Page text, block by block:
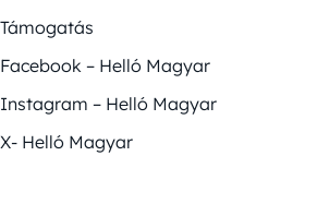
Támogatás
Facebook – Helló Magyar
Instagram – Helló Magyar
X- Helló Magyar